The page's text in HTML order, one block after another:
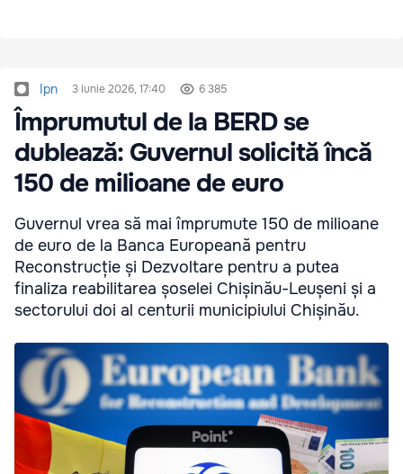
Ipn 3 iunie 2026, 17:40 6 385
Împrumutul de la BERD se
dublează: Guvernul solicită încă
150 de milioane de euro
Guvernul vrea să mai împrumute 150 de milioane
de euro de la Banca Europeană pentru
Reconstrucție și Dezvoltare pentru a putea
finaliza reabilitarea șoselei Chișinău-Leușeni și a
sectorului doi al centurii municipiului Chișinău.